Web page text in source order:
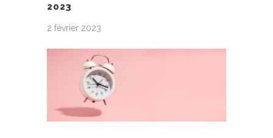
2023
2 février 2023